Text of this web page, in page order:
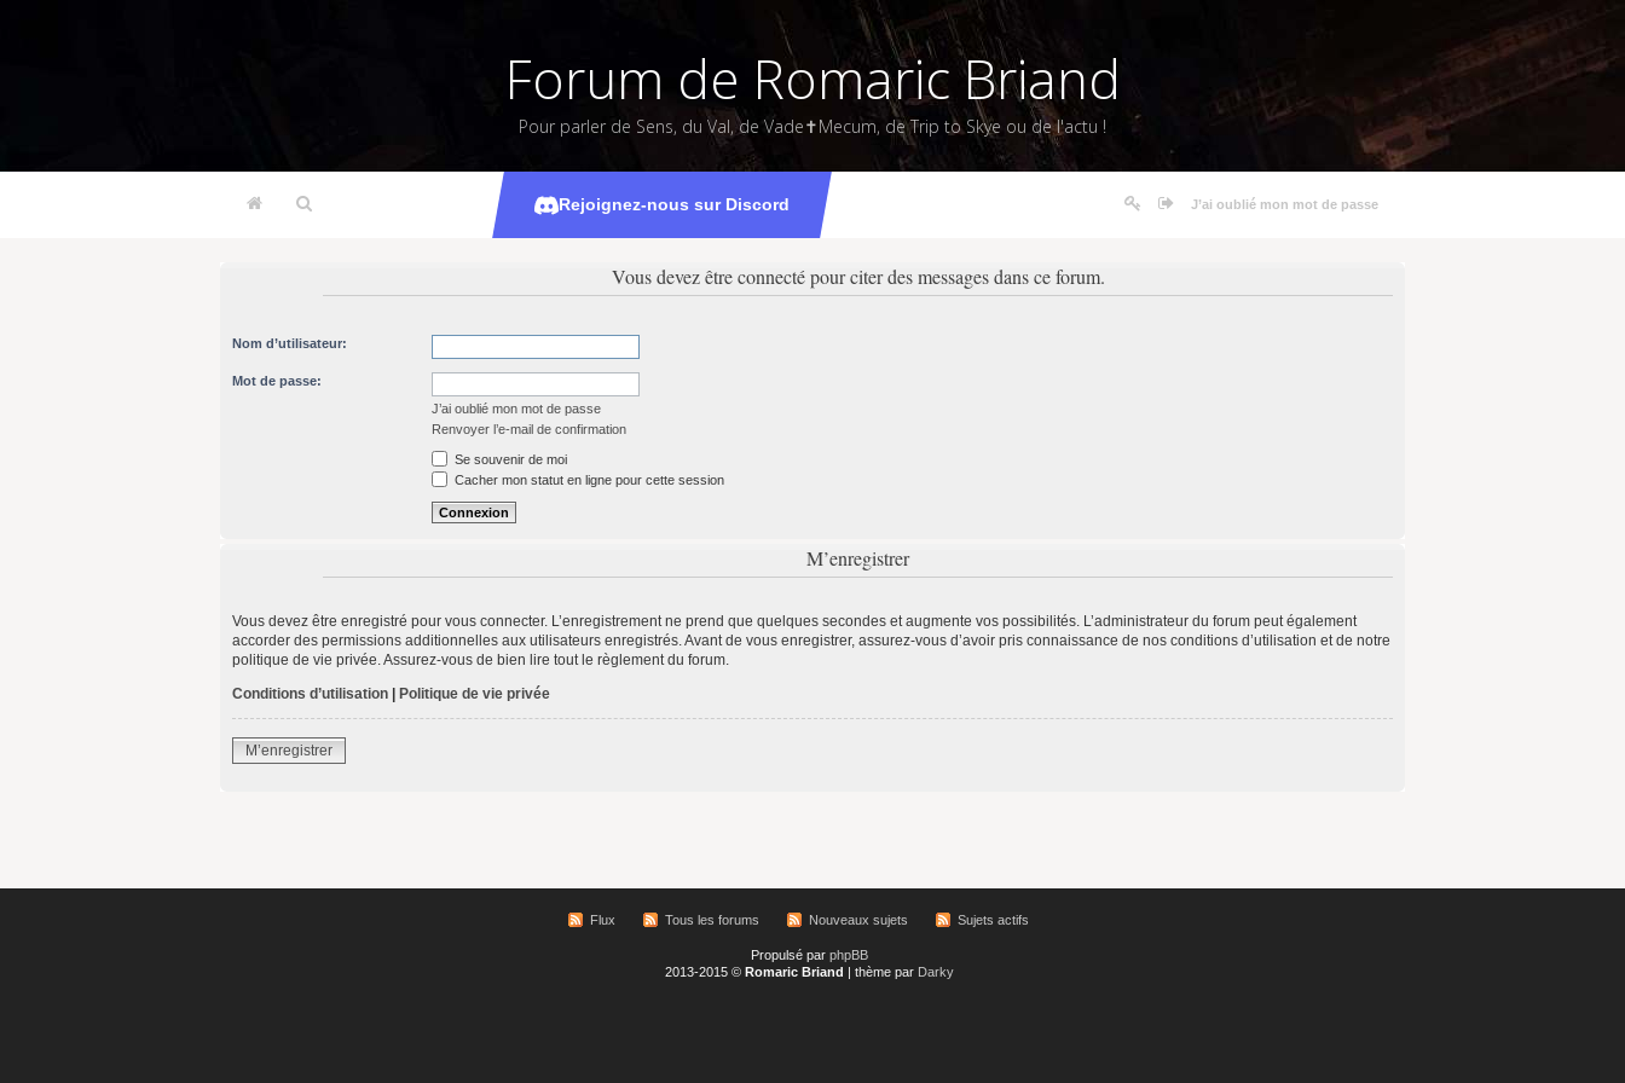
Forum de Romaric Briand
Pour parler de Sens, du Val, de Vade✝Mecum, de Trip to Skye ou de l'actu !
Rejoignez-nous sur Discord J’ai oublié mon mot de passe
Vous devez être connecté pour citer des messages dans ce forum.
Nom d’utilisateur:
Mot de passe:
J’ai oublié mon mot de passe
Renvoyer l’e-mail de confirmation
Se souvenir de moi
Cacher mon statut en ligne pour cette session
M’enregistrer
Vous devez être enregistré pour vous connecter. L’enregistrement ne prend que quelques secondes et augmente vos possibilités. L’administrateur du forum peut également
accorder des permissions additionnelles aux utilisateurs enregistrés. Avant de vous enregistrer, assurez-vous d’avoir pris connaissance de nos conditions d’utilisation et de notre
politique de vie privée. Assurez-vous de bien lire tout le règlement du forum.
Conditions d’utilisation
Politique de vie privée
M’enregistrer
Flux Tous les forums Nouveaux sujets Sujets actifs
Propulsé par phpBB
2013-2015 © Romaric Briand | thème par Darky